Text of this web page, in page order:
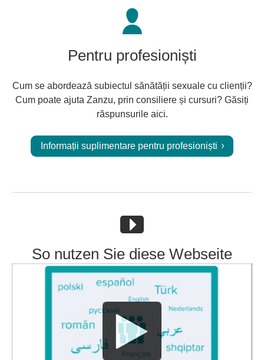
Pentru profesioniști
Cum se abordează subiectul sănătății sexuale cu clienții?
Cum poate ajuta Zanzu, prin consiliere și cursuri? Găsiți
răspunsurile aici.
Informații suplimentare pentru profesioniști
So nutzen Sie diese Webseite